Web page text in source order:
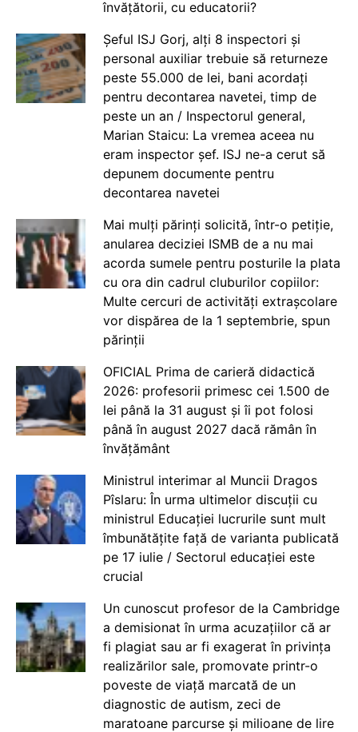
învățătorii, cu educatorii?
Șeful ISJ Gorj, alți 8 inspectori și
personal auxiliar trebuie să returneze
peste 55.000 de lei, bani acordați
pentru decontarea navetei, timp de
peste un an / Inspectorul general,
Marian Staicu: La vremea aceea nu
eram inspector șef. ISJ ne-a cerut să
depunem documente pentru
decontarea navetei
Mai mulți părinți solicită, într-o petiție,
anularea deciziei ISMB de a nu mai
acorda sumele pentru posturile la plata
cu ora din cadrul cluburilor copiilor:
Multe cercuri de activități extrașcolare
vor dispărea de la 1 septembrie, spun
părinții
OFICIAL Prima de carieră didactică
2026: profesorii primesc cei 1.500 de
lei până la 31 august și îi pot folosi
până în august 2027 dacă rămân în
învățământ
Ministrul interimar al Muncii Dragos
Pîslaru: În urma ultimelor discuții cu
ministrul Educației lucrurile sunt mult
îmbunătățite față de varianta publicată
pe 17 iulie / Sectorul educației este
crucial
Un cunoscut profesor de la Cambridge
a demisionat în urma acuzațiilor că ar
fi plagiat sau ar fi exagerat în privința
realizărilor sale, promovate printr-o
poveste de viață marcată de un
diagnostic de autism, zeci de
maratoane parcurse și milioane de lire